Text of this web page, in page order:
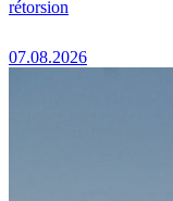
rétorsion
07.08.2026